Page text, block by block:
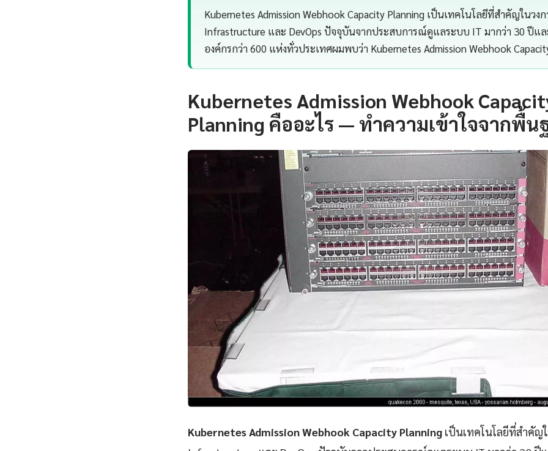
Kubernetes Admission Webhook Capacity Planning เป็นเทคโนโลยีที่สำคัญในวงก
Infrastructure และ DevOps ปัจจุบันจากประสบการณ์ดูแลระบบ IT มากว่า 30 ปีแล
องค์กรกว่า 600 แห่งทั่วประเทศผมพบว่า Kubernetes Admission Webhook
Kubernetes Admission Webhook
Planning คืออะไร — ทำความเข้าใจจากพื้น
Kubernetes Admission Webhook Capacity Planning เป็นเทคโนโลยีที่สำคัญ